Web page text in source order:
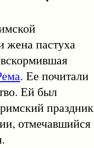
жена пастуха
. Ее почитали
Ей был
праздник
отмечавшийся